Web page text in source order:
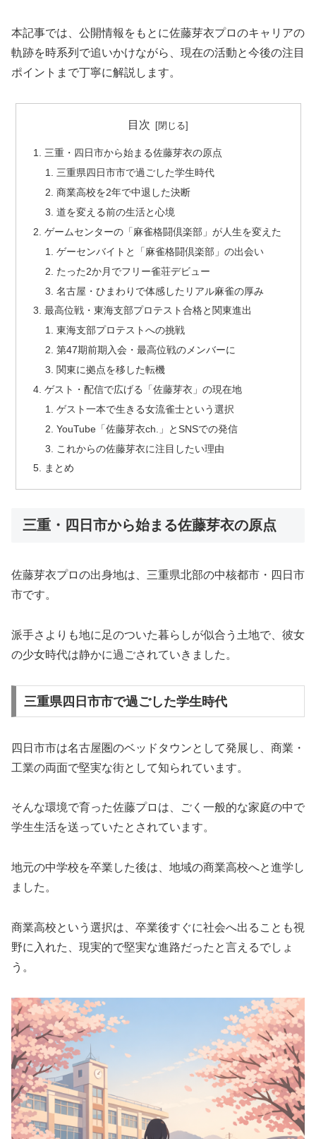
本記事では、公開情報をもとに佐藤芽衣プロのキャリアの
軌跡を時系列で追いかけながら、現在の活動と今後の注目
ポイントまで丁寧に解説します。
目次
三重・四日市から始まる佐藤芽衣の原点
三重県四日市市で過ごした学生時代
商業高校を2年で中退した決断
道を変える前の生活と心境
ゲームセンターの「麻雀格闘倶楽部」が人生を変えた
ゲーセンバイトと「麻雀格闘倶楽部」の出会い
たった2か月でフリー雀荘デビュー
名古屋・ひまわりで体感したリアル麻雀の厚み
最高位戦・東海支部プロテスト合格と関東進出
東海支部プロテストへの挑戦
第47期前期入会・最高位戦のメンバーに
関東に拠点を移した転機
ゲスト・配信で広げる「佐藤芽衣」の現在地
ゲスト一本で生きる女流雀士という選択
YouTube「佐藤芽衣ch.」とSNSでの発信
これからの佐藤芽衣に注目したい理由
まとめ
三重・四日市から始まる佐藤芽衣の原点
佐藤芽衣プロの出身地は、三重県北部の中核都市・四日市
市です。
派手さよりも地に足のついた暮らしが似合う土地で、彼女
の少女時代は静かに過ごされていきました。
三重県四日市市で過ごした学生時代
四日市市は名古屋圏のベッドタウンとして発展し、商業・
工業の両面で堅実な街として知られています。
そんな環境で育った佐藤プロは、ごく一般的な家庭の中で
学生生活を送っていたとされています。
地元の中学校を卒業した後は、地域の商業高校へと進学し
ました。
商業高校という選択は、卒業後すぐに社会へ出ることも視
野に入れた、現実的で堅実な進路だったと言えるでしょ
う。